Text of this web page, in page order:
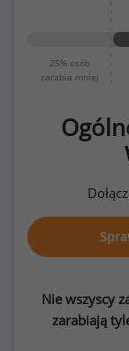
25% osób
zarabia mniej
Nie wszyscy
zarabiają